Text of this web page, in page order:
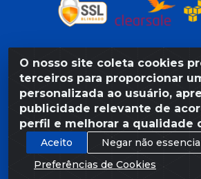
O nosso site coleta cookies
terceiros para proporcionar
personalizada ao usuário,
publicidade relevante de
perfil e melhorar a qualidade
Aceito
Negar não
Preferências de Cookies
Razão Social: Armazém Coral
103 - São José - Recife/PE -
CNPJ 11.623.188/